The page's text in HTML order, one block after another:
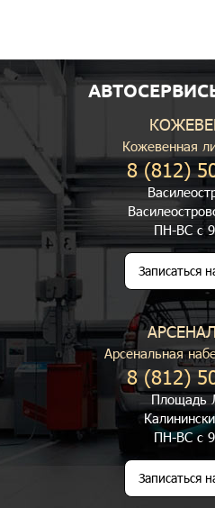
Кожевенная
8 (812)
ПН-ВС с
Записаться
Арсенальная
8 (812)
Площадь
ПН-ВС с
Записаться